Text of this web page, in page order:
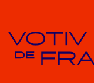
Votiv Kino und Kino De